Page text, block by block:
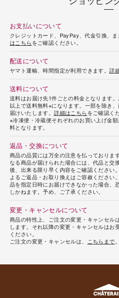
お支払いについて
クレジットカード、PayPay、代金引換、
はこちらをご確認ください。
配送について
ヤマト運輸、時間指定が利用できます。詳
送料について
送料はお届け先1件ごとの料金となります
以上で送料無料※になります。一部を除き
届けいたします。詳細はこちらをご確認く
※冷凍便・冷蔵便それぞれのお買い上げ金
料となります。
返品・交換について
商品の品質には万全の注意を払っておりま
なる商品が届けられた場合には、代品と交
後、出来る限り早く内容をご確認ください
よるご返品・お取り換えはご容赦ください
品を指定日時にお届けできなかった場合、
しかねます。予め、ご了承ください。
変更・キャンセルについて
商品の特性上、ご注文の変更・キャンセル
します。それ以降の変更・キャンセルはお
ください。
ご注文の変更・キャンセルは、
こちらまで